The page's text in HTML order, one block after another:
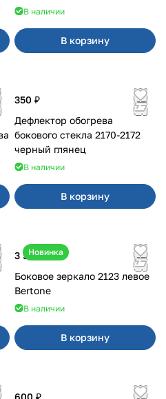
В наличии
В корзину
350 ₽
Дефлектор обогрева
бокового стекла 2170-2172
черный глянец
В наличии
В корзину
Новинка
3 500 ₽
Боковое зеркало 2123 левое
Bertone
В наличии
В корзину
600 ₽